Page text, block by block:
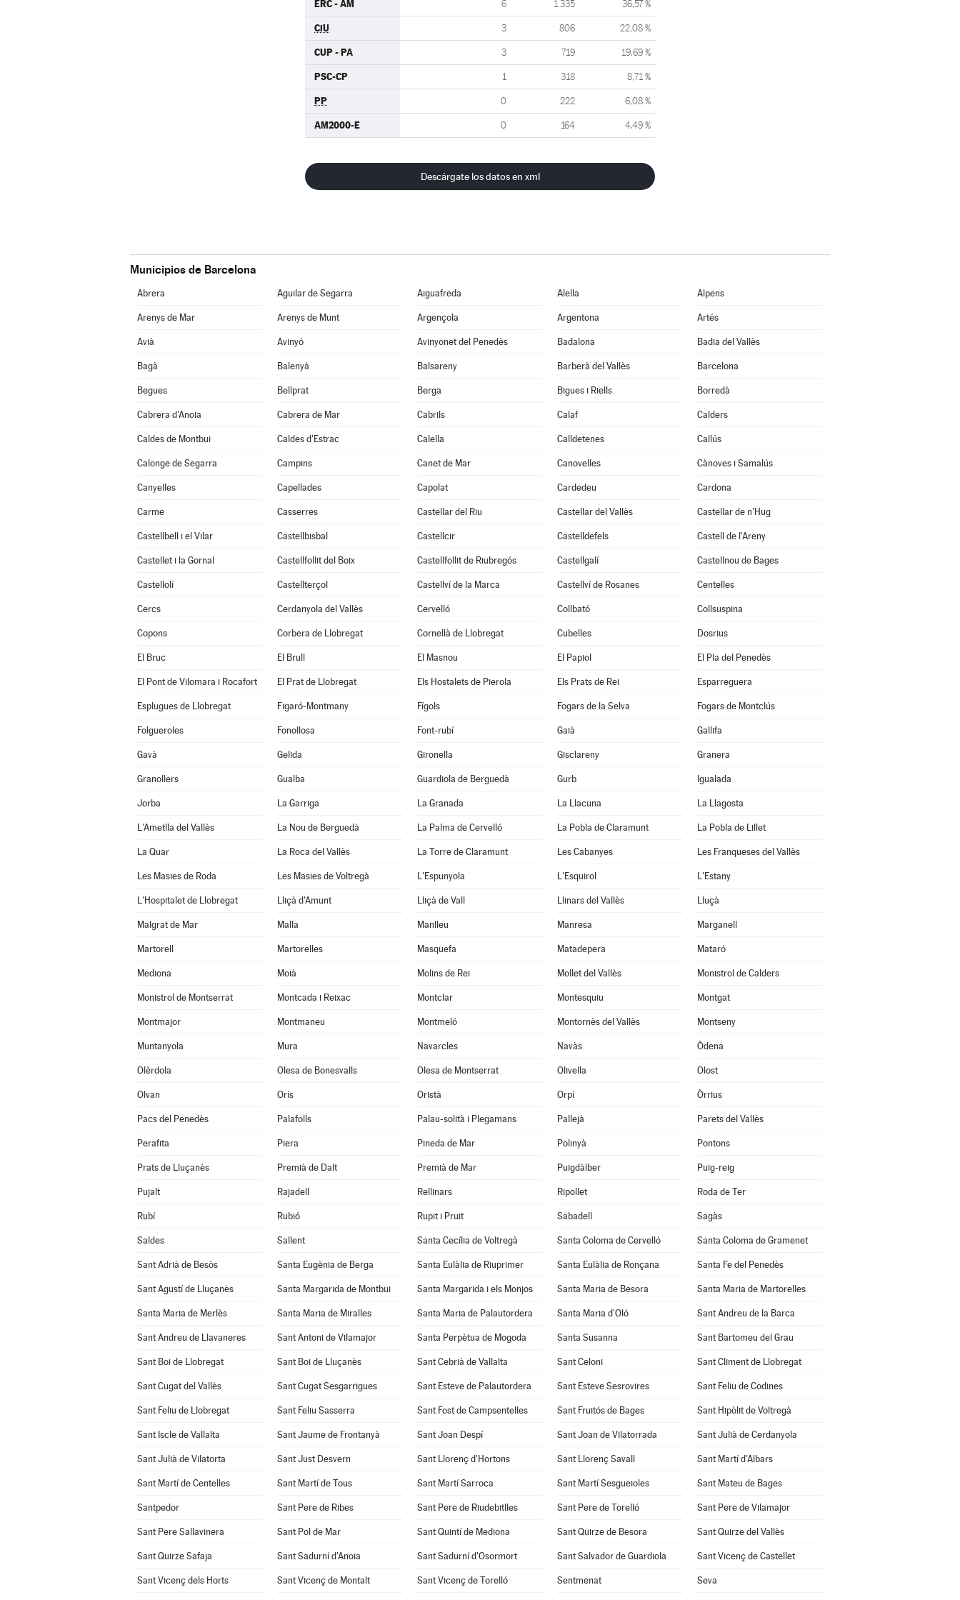
ERC - AM 6 1.335 36,57 %
CiU 3 806 22,08 %
CUP - PA 3 719 19,69 %
PSC-CP 1 318 8,71 %
PP 0 222 6,08 %
AM2000-E 0 164 4,49 %
Descárgate los datos en xml
Municipios de Barcelona
Abrera Aguilar de Segarra Aiguafreda Alella Alpens
Arenys de Mar Arenys de Munt Argençola Argentona Artés
Avià Avinyó Avinyonet del Penedès Badalona Badia del Vallès
Bagà Balenyà Balsareny Barberà del Vallès Barcelona
Begues Bellprat Berga Bigues i Riells Borredà
Cabrera d'Anoia Cabrera de Mar Cabrils Calaf Calders
Caldes de Montbui Caldes d'Estrac Calella Calldetenes Callús
Calonge de Segarra Campins Canet de Mar Canovelles Cànoves i Samalús
Canyelles Capellades Capolat Cardedeu Cardona
Carme Casserres Castellar del Riu Castellar del Vallès Castellar de n'Hug
Castellbell i el Vilar Castellbisbal Castellcir Castelldefels Castell de l'Areny
Castellet i la Gornal Castellfollit del Boix Castellfollit de Riubregós Castellgalí Castellnou de Bages
Castellolí Castellterçol Castellví de la Marca Castellví de Rosanes Centelles
Cercs Cerdanyola del Vallès Cervelló Collbató Collsuspina
Copons Corbera de Llobregat Cornellà de Llobregat Cubelles Dosrius
El Bruc El Brull El Masnou El Papiol El Pla del Penedès
El Pont de Vilomara i Rocafort El Prat de Llobregat Els Hostalets de Pierola Els Prats de Rei Esparreguera
Esplugues de Llobregat Figaró-Montmany Fígols Fogars de la Selva Fogars de Montclús
Folgueroles Fonollosa Font-rubí Gaià Gallifa
Gavà Gelida Gironella Gisclareny Granera
Granollers Gualba Guardiola de Berguedà Gurb Igualada
Jorba La Garriga La Granada La Llacuna La Llagosta
L'Ametlla del Vallès La Nou de Berguedà La Palma de Cervelló La Pobla de Claramunt La Pobla de Lillet
La Quar La Roca del Vallès La Torre de Claramunt Les Cabanyes Les Franqueses del Vallès
Les Masies de Roda Les Masies de Voltregà L'Espunyola L'Esquirol L'Estany
L'Hospitalet de Llobregat Lliçà d'Amunt Lliçà de Vall Llinars del Vallès Lluçà
Malgrat de Mar Malla Manlleu Manresa Marganell
Martorell Martorelles Masquefa Matadepera Mataró
Mediona Moià Molins de Rei Mollet del Vallès Monistrol de Calders
Monistrol de Montserrat Montcada i Reixac Montclar Montesquiu Montgat
Montmajor Montmaneu Montmeló Montornès del Vallès Montseny
Muntanyola Mura Navarcles Navàs Òdena
Olèrdola Olesa de Bonesvalls Olesa de Montserrat Olivella Olost
Olvan Orís Oristà Orpí Òrrius
Pacs del Penedès Palafolls Palau-solità i Plegamans Pallejà Parets del Vallès
Perafita Piera Pineda de Mar Polinyà Pontons
Prats de Lluçanès Premià de Dalt Premià de Mar Puigdàlber Puig-reig
Pujalt Rajadell Rellinars Ripollet Roda de Ter
Rubí Rubió Rupit i Pruit Sabadell Sagàs
Saldes Sallent Santa Cecília de Voltregà Santa Coloma de Cervelló Santa Coloma de Gramenet
Sant Adrià de Besòs Santa Eugènia de Berga Santa Eulàlia de Riuprimer Santa Eulàlia de Ronçana Santa Fe del Penedès
Sant Agustí de Lluçanès Santa Margarida de Montbui Santa Margarida i els Monjos Santa Maria de Besora Santa Maria de Martorelles
Santa Maria de Merlès Santa Maria de Miralles Santa Maria de Palautordera Santa Maria d'Oló Sant Andreu de la Barca
Sant Andreu de Llavaneres Sant Antoni de Vilamajor Santa Perpètua de Mogoda Santa Susanna Sant Bartomeu del Grau
Sant Boi de Llobregat Sant Boi de Lluçanès Sant Cebrià de Vallalta Sant Celoni Sant Climent de Llobregat
Sant Cugat del Vallès Sant Cugat Sesgarrigues Sant Esteve de Palautordera Sant Esteve Sesrovires Sant Feliu de Codines
Sant Feliu de Llobregat Sant Feliu Sasserra Sant Fost de Campsentelles Sant Fruitós de Bages Sant Hipòlit de Voltregà
Sant Iscle de Vallalta Sant Jaume de Frontanyà Sant Joan Despí Sant Joan de Vilatorrada Sant Julià de Cerdanyola
Sant Julià de Vilatorta Sant Just Desvern Sant Llorenç d'Hortons Sant Llorenç Savall Sant Martí d'Albars
Sant Martí de Centelles Sant Martí de Tous Sant Martí Sarroca Sant Martí Sesgueioles Sant Mateu de Bages
Santpedor Sant Pere de Ribes Sant Pere de Riudebitlles Sant Pere de Torelló Sant Pere de Vilamajor
Sant Pere Sallavinera Sant Pol de Mar Sant Quintí de Mediona Sant Quirze de Besora Sant Quirze del Vallès
Sant Quirze Safaja Sant Sadurní d'Anoia Sant Sadurní d'Osormort Sant Salvador de Guardiola Sant Vicenç de Castellet
Sant Vicenç dels Horts Sant Vicenç de Montalt Sant Vicenç de Torelló Sentmenat Seva